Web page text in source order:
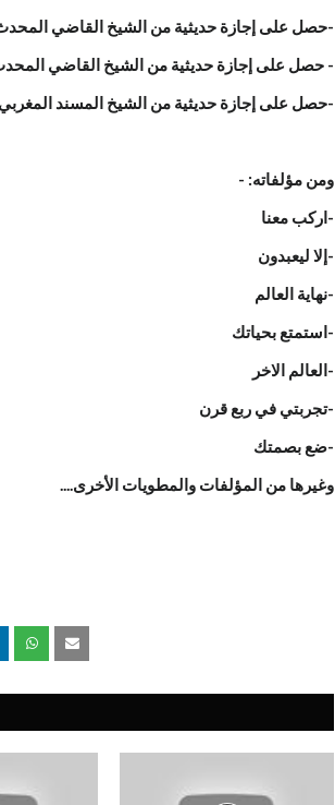
-حصل على إجازة حديثية من الشيخ القاضي
- حصل على إجازة حديثية من الشيخ القاضي
-حصل على إجازة حديثية من الشيخ المسند
ومن مؤلفاته: -
-اركب معنا
-إلا ليعبدون
-نهاية العالم
-استمتع بحياتك
-العالم الاخر
-تجربتي في ربع قرن
-ضع بصمتك
وغيرها من المؤلفات والمطويات الأخرى....